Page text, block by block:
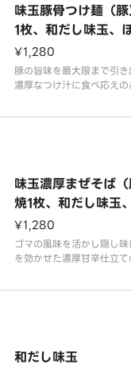
是非お楽しみ下さい。
味玉豚骨つけ麺（
1枚、和だし味玉、
れん草、薬味葱）
¥1,280
豚の旨味を最大限まで引き
濃厚なつけ汁に食べ応えの
深い旨味はコクの中に豚
下さい。※写真のトッ
味玉濃厚まぜそば
焼1枚、和だし味玉
うれん草、薬味葱、
マ）
¥1,280
ゴマの風味を活かし隠し
を効かせた濃厚甘辛仕立
るまぜそばは、スタッフ
のトッピングは特製で
和だし味玉